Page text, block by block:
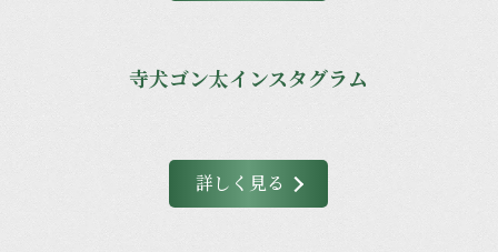
寺犬ゴン太インスタグラム
詳しく見る